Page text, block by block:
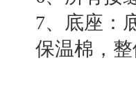
7、底座：
保温棉，